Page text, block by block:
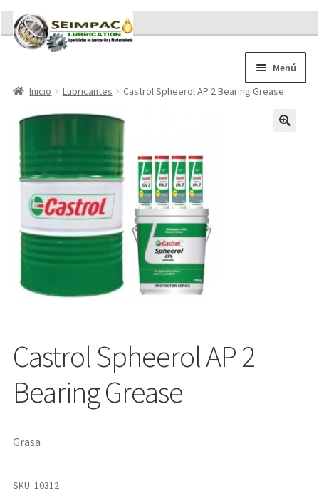
Ir
a
Ir
al
contenido
Menú
Sobre nosotros
Brochures
Servicios
Refacciones
Literatura
Memorándum COVID-19
Inicio Lubricantes Castrol Spheerol AP 2 Bearing Grease
Castrol Spheerol AP 2
Bearing Grease
Grasa
SKU: 10312